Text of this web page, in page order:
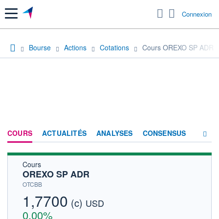
Menu Connexion
Bourse Actions Cotations Cours OREXO SP ADR
COURS ACTUALITÉS ANALYSES CONSENSUS
Cours
OREXO SP ADR
OTCBB
1,7700 (c) USD
0,00%